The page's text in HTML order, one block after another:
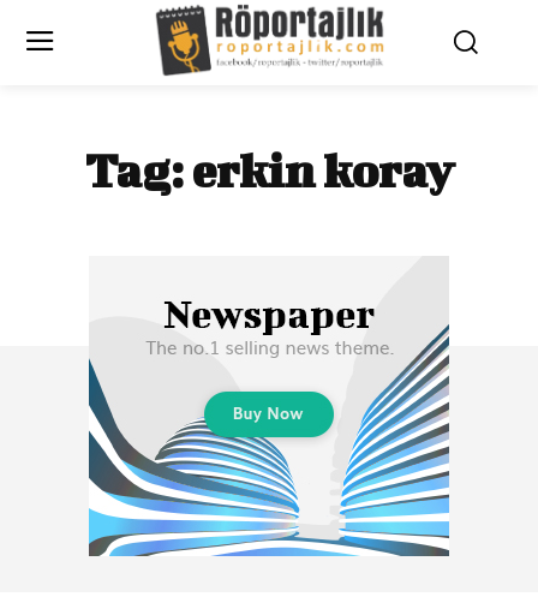
Tag:erkin koray